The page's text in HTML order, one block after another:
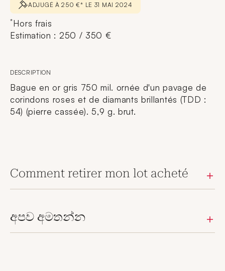
ADJUGÉ À 250 €* LE 31 MAI 2024
*Hors frais
Estimation : 250 / 350 €
DESCRIPTION
Bague en or gris 750 mil. ornée d'un pavage de
corindons roses et de diamants brillantés (TDD :
54) (pierre cassée). 5,9 g. brut.
Comment retirer mon lot acheté
අපව අමතන්න